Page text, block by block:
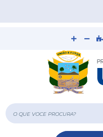
O que voce procura?